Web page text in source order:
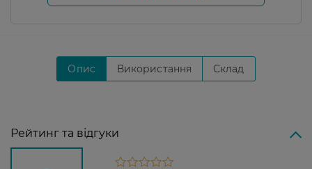
Опис Використання Склад
Рейтинг та відгуки